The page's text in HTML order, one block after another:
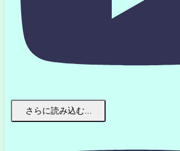
さらに読み込む...